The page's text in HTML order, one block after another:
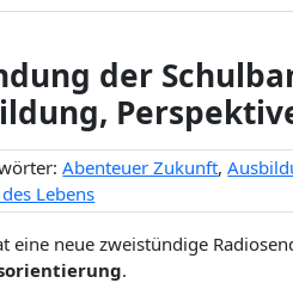
der
Abenteuer Zukunft,
Lebens
eine neue zweistündige
.